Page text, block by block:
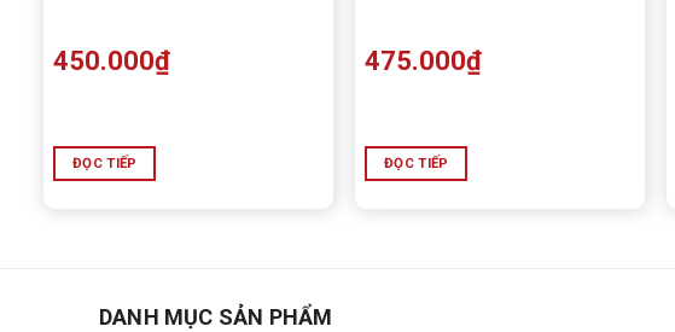
450.000₫
ĐỌC TIẾP
475.000₫
ĐỌC TIẾP
DANH MỤC SẢN PHẨM